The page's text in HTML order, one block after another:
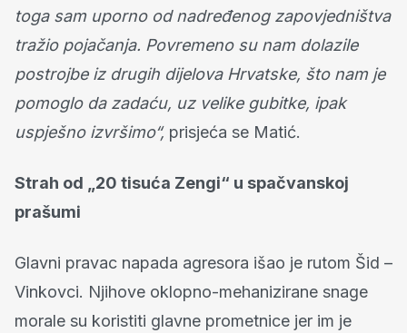
toga sam uporno od nadređenog zapovjedništva
tražio pojačanja. Povremeno su nam dolazile
postrojbe iz drugih dijelova Hrvatske, što nam je
pomoglo da zadaću, uz velike gubitke, ipak
uspješno izvršimo“, prisjeća se Matić.
Strah od „20 tisuća Zengi“ u spačvanskoj
prašumi
Glavni pravac napada agresora išao je rutom Šid –
Vinkovci. Njihove oklopno-mehanizirane snage
morale su koristiti glavne prometnice jer im je